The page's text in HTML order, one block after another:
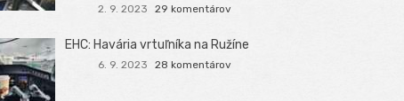
2. 9. 2023 29 komentárov
EHC: Havária vrtuľníka na Ružíne
6. 9. 2023 28 komentárov